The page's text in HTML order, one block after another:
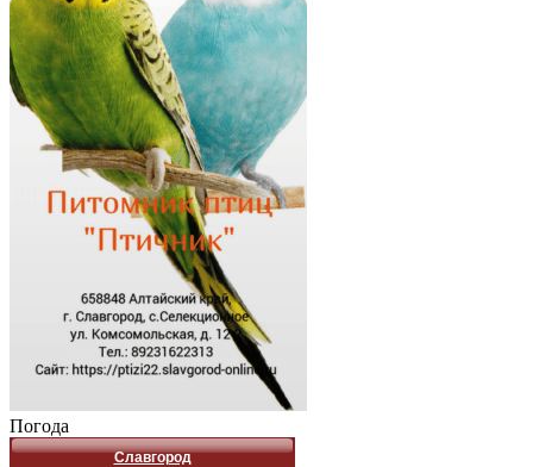
Погода
Славгород